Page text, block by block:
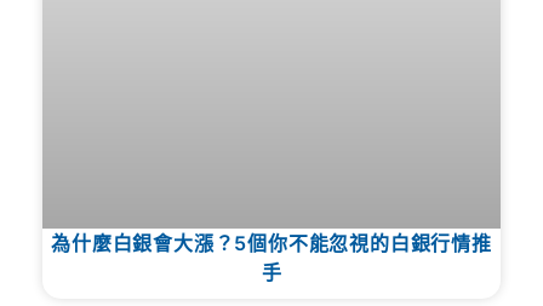
為什麼白銀會大漲？5個你不能忽視的白銀行情推
手